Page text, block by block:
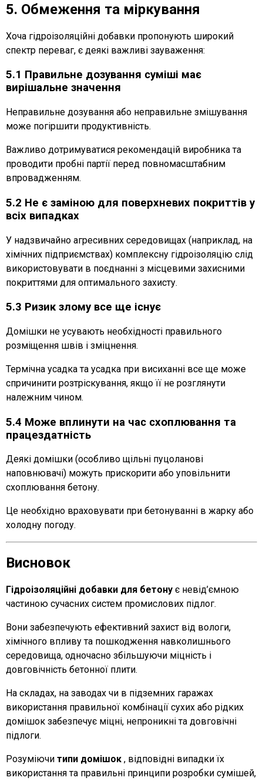
5. Обмеження та міркування
Хоча гідроізоляційні добавки пропонують широкий
спектр переваг, є деякі важливі зауваження:
5.1 Правильне дозування суміші має
вирішальне значення
Неправильне дозування або неправильне змішування
може погіршити продуктивність.
Важливо дотримуватися рекомендацій виробника та
проводити пробні партії перед повномасштабним
впровадженням.
5.2 Не є заміною для поверхневих покриттів у
всіх випадках
У надзвичайно агресивних середовищах (наприклад, на
хімічних підприємствах) комплексну гідроізоляцію слід
використовувати в поєднанні з місцевими захисними
покриттями для оптимального захисту.
5.3 Ризик злому все ще існує
Домішки не усувають необхідності правильного
розміщення швів і зміцнення.
Термічна усадка та усадка при висиханні все ще може
спричинити розтріскування, якщо її не розглянути
належним чином.
5.4 Може вплинути на час схоплювання та
працездатність
Деякі домішки (особливо щільні пуцоланові
наповнювачі) можуть прискорити або уповільнити
схоплювання бетону.
Це необхідно враховувати при бетонуванні в жарку або
холодну погоду.
Висновок
Гідроізоляційні добавки для бетону є невід’ємною
частиною сучасних систем промислових підлог.
Вони забезпечують ефективний захист від вологи,
хімічного впливу та пошкодження навколишнього
середовища, одночасно збільшуючи міцність і
довговічність бетонної плити.
На складах, на заводах чи в підземних гаражах
використання правильної комбінації сухих або рідких
домішок забезпечує міцні, непроникні та довговічні
підлоги.
Розуміючи типи домішок , відповідні випадки їх
використання та правильні принципи розробки сумішей,